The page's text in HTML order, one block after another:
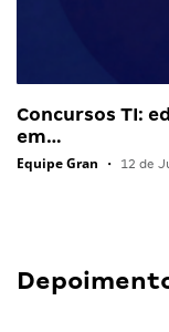
Concursos TI:
em…
Equipe Gran • 12 de